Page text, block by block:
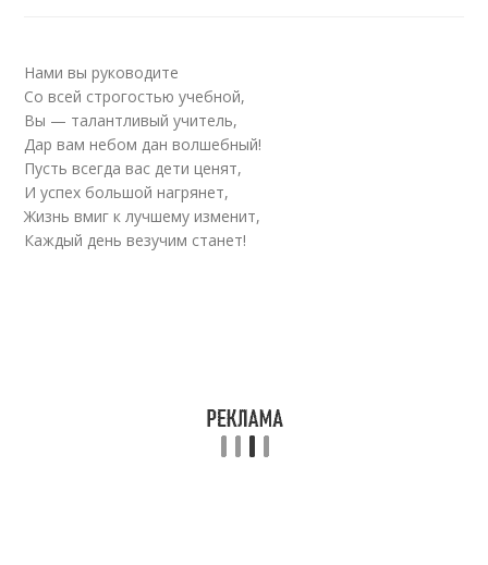
Нами вы руководите
Со всей строгостью учебной,
Вы — талантливый учитель,
Дар вам небом дан волшебный!
Пусть всегда вас дети ценят,
И успех большой нагрянет,
Жизнь вмиг к лучшему изменит,
Каждый день везучим станет!